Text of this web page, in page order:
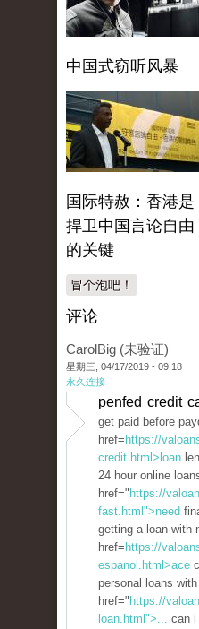
中国式窃听风暴
国际特赦：香港是
捍卫中国言论自由
的关键
冒个泡吧！
评论
CarolBig (未验证)
星期三, 04/17/2019 - 09:18
永久连接
penfed credit
get paid before
href= https://
credit.html>loan
24 hour online
href=" https://
fast.html">need
getting a loan with
href= https://
espanol.html>ace
personal loans
href=" https://
loan.html">... can i